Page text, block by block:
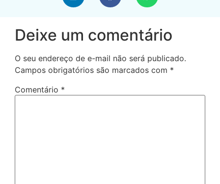
Deixe um comentário
O seu endereço de e-mail não será publicado.
Campos obrigatórios são marcados com *
Comentário *